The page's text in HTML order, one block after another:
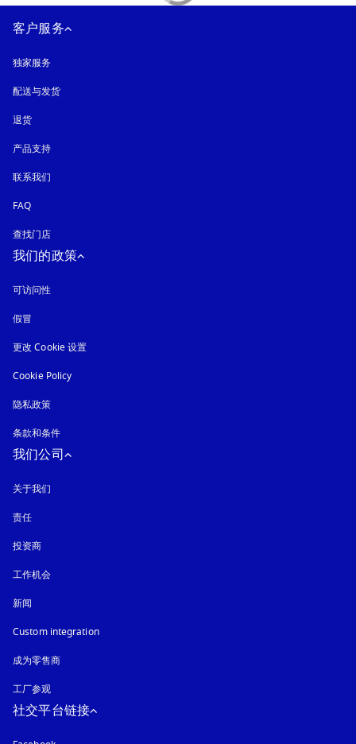
客户服务
独家服务
配送与发货
退货
产品支持
联系我们
FAQ
查找门店
我们的政策
可访问性
假冒
更改 Cookie 设置
Cookie Policy
隐私政策
条款和条件
我们公司
关于我们
责任
投资商
工作机会
新闻
Custom integration
成为零售商
工厂参观
社交平台链接